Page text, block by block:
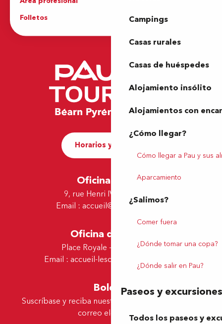
Campings
Casas rurales
Casas de huéspedes
Alojamiento insólito
Alojamientos con
¿Cómo llegar?
Cómo llegar a Pau y sus
Aparcamiento
¿Salimos?
Comer fuera
¿Dónde tomar una copa?
¿Dónde salir en Pau?
Paseos y excursiones
Todos los paseos y
Folletos
Oficina de Turismo
Horarios y contacto
Oficina de Pau
9, rue Henri IV - 64000 Pau
Email : accueil@tourismepau.fr
Oficina de Lescar
Place Royale - 64230 Lescar
Email : accueil-lescar@tourismepau.fr
Boletín
Suscríbase y reciba nuestras ofertas y noticias por
correo electrónico